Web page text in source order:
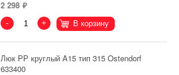
2 298
- + В корзину
Люк РР круглый A15 тип 315 Ostendorf
633400